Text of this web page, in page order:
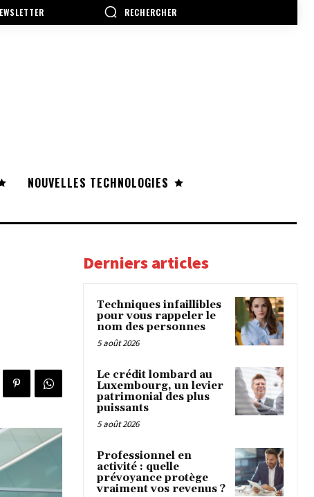
RECHERCHER
NOUVELLES TECHNOLOGIES
Derniers articles
Techniques infaillibles
pour vous rappeler le
nom des personnes
5 août 2026
Le crédit lombard au
Luxembourg, un levier
patrimonial des plus
puissants
5 août 2026
Professionnel en
activité : quelle
prévoyance protège
vraiment vos revenus ?